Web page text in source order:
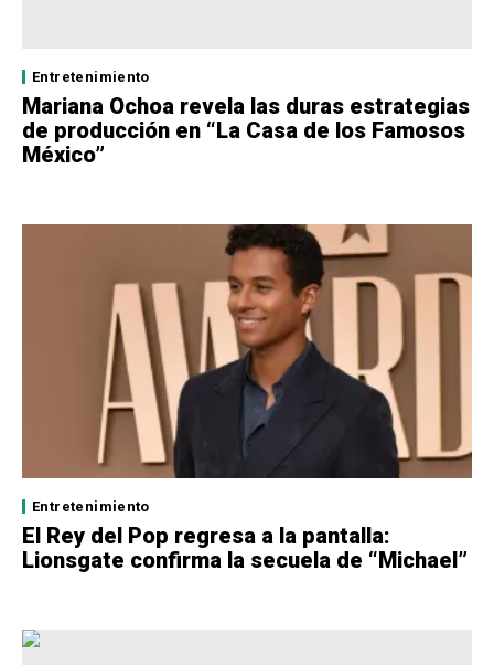
Entretenimiento
Mariana Ochoa revela las duras estrategias
de producción en “La Casa de los Famosos
México”
Entretenimiento
El Rey del Pop regresa a la pantalla:
Lionsgate confirma la secuela de “Michael”